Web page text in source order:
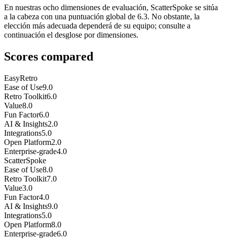
En nuestras ocho dimensiones de evaluación, ScatterSpoke se sitúa
a la cabeza con una puntuación global de 6.3. No obstante, la
elección más adecuada dependerá de su equipo; consulte a
continuación el desglose por dimensiones.
Scores compared
EasyRetro
Ease of Use9.0
Retro Toolkit6.0
Value8.0
Fun Factor6.0
AI & Insights2.0
Integrations5.0
Open Platform2.0
Enterprise-grade4.0
ScatterSpoke
Ease of Use8.0
Retro Toolkit7.0
Value3.0
Fun Factor4.0
AI & Insights9.0
Integrations5.0
Open Platform8.0
Enterprise-grade6.0